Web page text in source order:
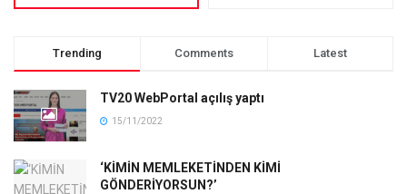
Trending Comments Latest
TV20 WebPortal açılış yaptı
15/11/2022
‘KİMİN MEMLEKETİNDEN KİMİ
GÖNDERİYORSUN?’